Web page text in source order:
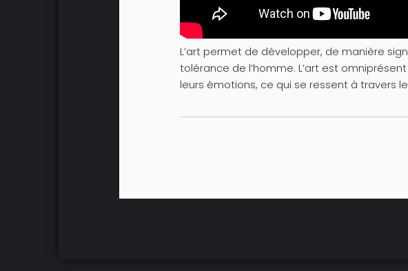
L’art permet de développer, de manière
tolérance de l’homme. L’art est
leurs émotions, ce qui se ressent à travers